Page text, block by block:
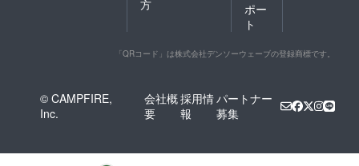
方
ポー
ト
「QRコード」は株式会社デンソーウェーブの登録商標です。
© CAMPFIRE,
Inc.
会社概
要
採用情
報
パートナー
募集